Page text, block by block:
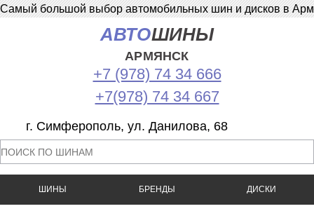
Самый большой выбор автомобильных шин и дисков в
АВТОШИНЫ
АРМЯНСК
+7 (978) 74 34 666
+7(978) 74 34 667
г. Симферополь, ул. Данилова, 68
ШИНЫ БРЕНДЫ ДИСКИ